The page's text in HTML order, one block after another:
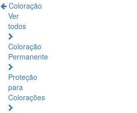
Coloração
Ver
todos
Coloração
Permanente
Proteção
para
Colorações